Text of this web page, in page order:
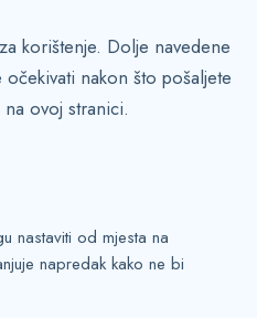
korištenje. Dolje navedene
nakon što pošaljete
ovoj stranici.
nastaviti od mjesta na
napredak kako ne bi